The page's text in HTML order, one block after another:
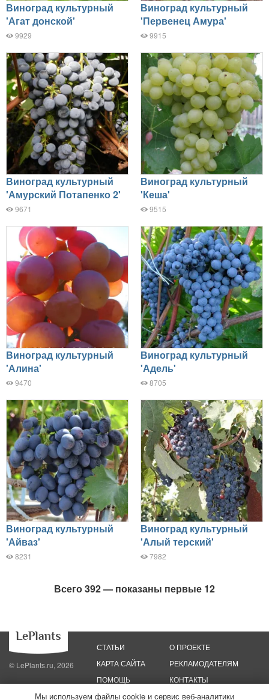
Виноград культурный
'Агат донской'
9929
Виноград культурный
'Первенец Амура'
9915
Виноград культурный
'Амурский Потапенко 2'
9671
Виноград культурный
'Кеша'
9515
Виноград культурный
'Алина'
9470
Виноград культурный
'Адель'
8705
Виноград культурный
'Айваз'
8231
Виноград культурный
'Алый терский'
7982
Всего 392 — показаны первые 12
© LePlants.ru, 2026
СТАТЬИ
КАРТА САЙТА
ПОМОЩЬ
О ПРОЕКТЕ
РЕКЛАМОДАТЕЛЯМ
КОНТАКТЫ
Мы используем файлы cookie и сервис веб-аналитики